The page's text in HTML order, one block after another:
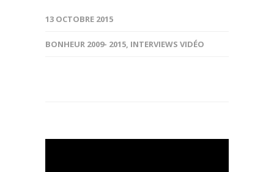
13 OCTOBRE 2015
BONHEUR 2009- 2015, INTERVIEWS VIDÉO